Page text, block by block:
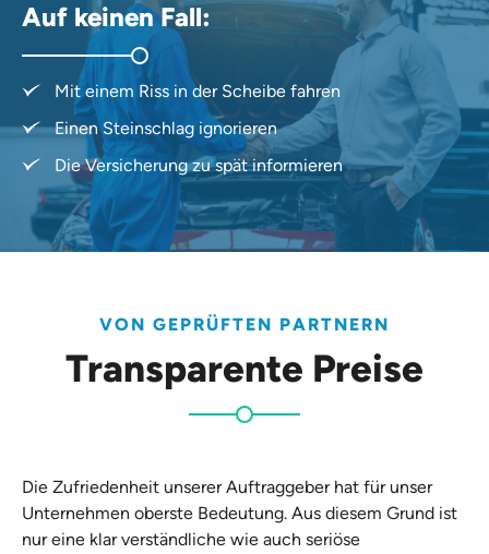
Auf keinen Fall:
Mit einem Riss in der Scheibe fahren
Einen Steinschlag ignorieren
Die Versicherung zu spät informieren
VON GEPRÜFTEN PARTNERN
Transparente Preise
Die Zufriedenheit unserer Auftraggeber hat für unser
Unternehmen oberste Bedeutung. Aus diesem Grund ist
nur eine klar verständliche wie auch seriöse